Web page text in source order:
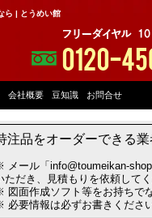
ら | とうめい館
会社概要 豆知識 お問合せ
注品をオーダーできる
メール「info@toumeikan-
ただき、見積もりを依頼してく
図面作成ソフト等をお持ちで
必要情報は必ずお書きくださ